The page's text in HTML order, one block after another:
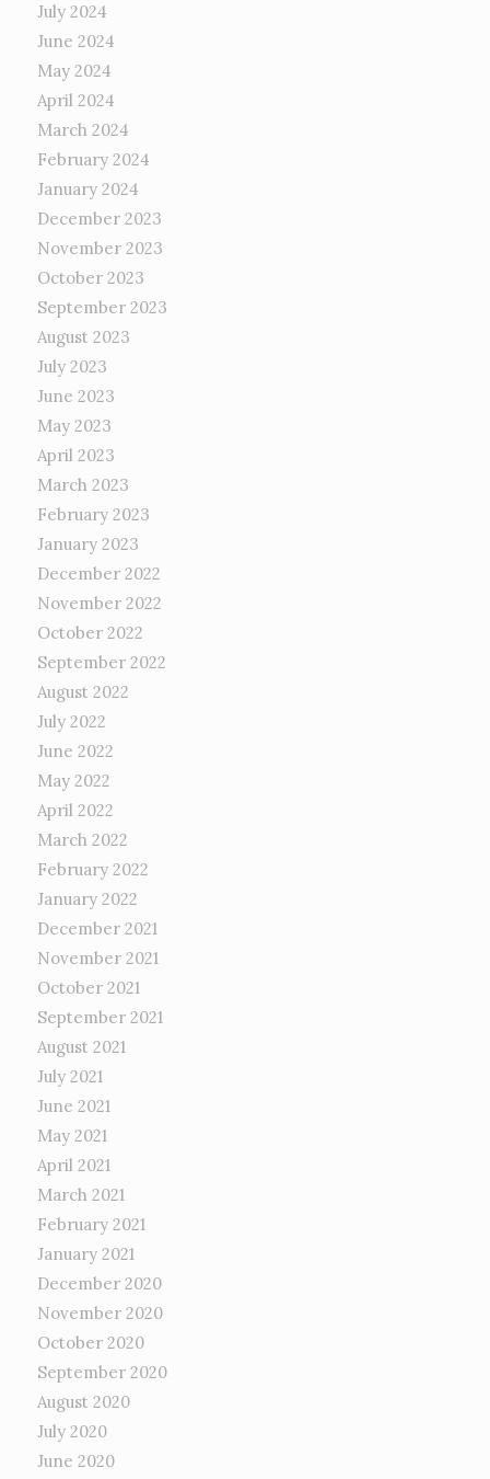
July 2024
June 2024
May 2024
April 2024
March 2024
February 2024
January 2024
December 2023
November 2023
October 2023
September 2023
August 2023
July 2023
June 2023
May 2023
April 2023
March 2023
February 2023
January 2023
December 2022
November 2022
October 2022
September 2022
August 2022
July 2022
June 2022
May 2022
April 2022
March 2022
February 2022
January 2022
December 2021
November 2021
October 2021
September 2021
August 2021
July 2021
June 2021
May 2021
April 2021
March 2021
February 2021
January 2021
December 2020
November 2020
October 2020
September 2020
August 2020
July 2020
June 2020